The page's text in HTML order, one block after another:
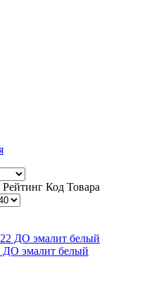
Рейтинг Код Товара
ДО эмалит белый